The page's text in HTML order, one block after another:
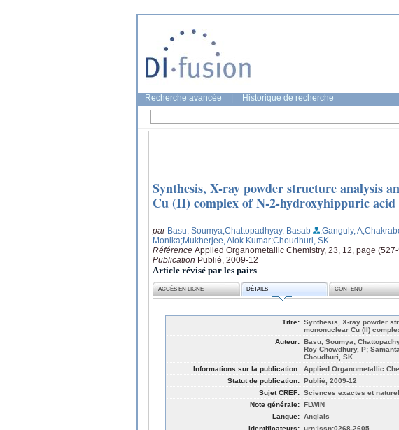
Recherche avancée Historique de recherche
Synthesis, X-ray powder structure analysis
Cu (II) complex of N-2-hydroxyhippuric acid
par Basu, Soumya;Chattopadhyay, Basab ;Ganguly, A
Monika;Mukherjee, Alok Kumar;Choudhuri, SK
Référence Applied Organometallic Chemistry, 23, 12, page
Publication Publié, 2009-12
Article révisé par les pairs
ACCÈS EN LIGNE DÉTAILS CONTENU
Titre: Synthesis, X-ray powder
mononuclear Cu (II)
Auteur: Basu, Soumya;
Roy Chowdhury, P;
Choudhuri, SK
Informations sur la publication: Applied Organometallic
Statut de publication: Publié, 2009-12
Sujet CREF: Sciences exactes et
Note générale: FLWIN
Langue: Anglais
Identificateurs: urn:issn:0268-2605